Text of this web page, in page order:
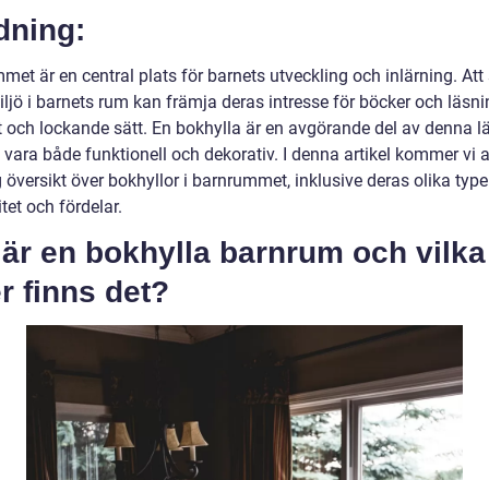
är en central plats för barnets utveckling och inlärning. Att
i barnets rum kan främja deras intresse för böcker och
och lockande sätt. En bokhylla är en avgörande del av denna
både funktionell och dekorativ. I denna artikel kommer vi
översikt över bokhyllor i barnrummet, inklusive deras olika
och fördelar.
en bokhylla barnrum och vilka
finns det?